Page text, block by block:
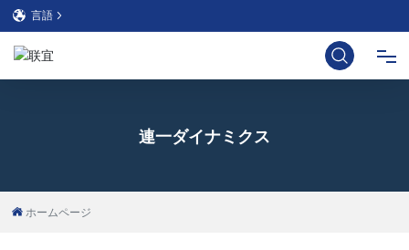
言語
製品
連一ダイナミクス
ホームページ